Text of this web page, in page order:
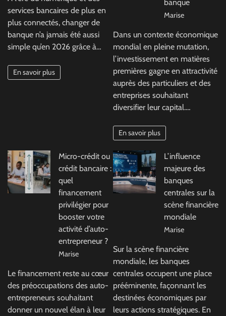
services bancaires de plus en
plus connectés, changer de
banque n’a jamais été aussi
simple qu’en 2026 grâce à…
En savoir plus
banque
Marise
Dans un contexte économique
mondial en pleine mutation,
l’investissement en matières
premières gagne en attractivité
auprès des particuliers et des
entreprises souhaitant
diversifier leur capital.…
En savoir plus
Micro-crédit ou
crédit bancaire :
quel
financement
privilégier pour
booster votre
activité d’auto-
entrepreneur ?
Marise
Le financement reste au cœur
des préoccupations des auto-
entrepreneurs souhaitant
donner un nouvel élan à leur
L’influence
majeure des
banques
centrales sur la
scène financière
mondiale
Marise
Sur la scène financière
mondiale, les banques
centrales occupent une place
prééminente, façonnant les
destinées économiques par
leurs actions stratégiques. En